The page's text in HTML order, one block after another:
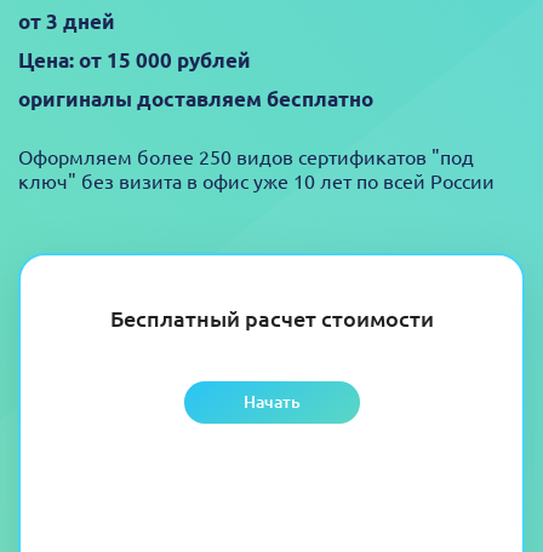
Бесплатный расчет стоимости
Начать
от 3 дней
Цена: от 15 000 рублей
оригиналы доставляем бесплатно
Оформляем более 250 видов сертификатов "под
ключ" без визита в офис уже 10 лет по всей России